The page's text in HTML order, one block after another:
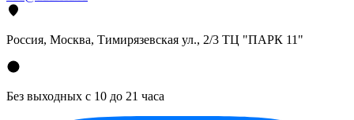
Россия, Москва, Тимирязевская ул., 2/3 ТЦ "ПАРК 11"
Без выходных с 10 до 21 часа